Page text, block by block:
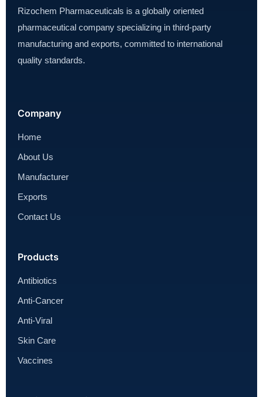
Rizochem Pharmaceuticals is a globally oriented
pharmaceutical company specializing in third-party
manufacturing and exports, committed to international
quality standards.
Company
Home
About Us
Manufacturer
Exports
Contact Us
Products
Antibiotics
Anti-Cancer
Anti-Viral
Skin Care
Vaccines